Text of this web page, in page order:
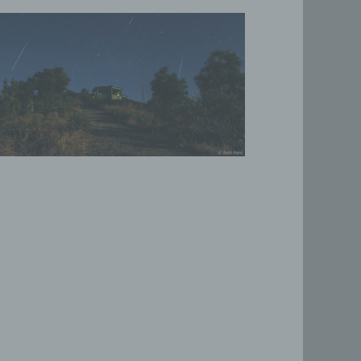
und